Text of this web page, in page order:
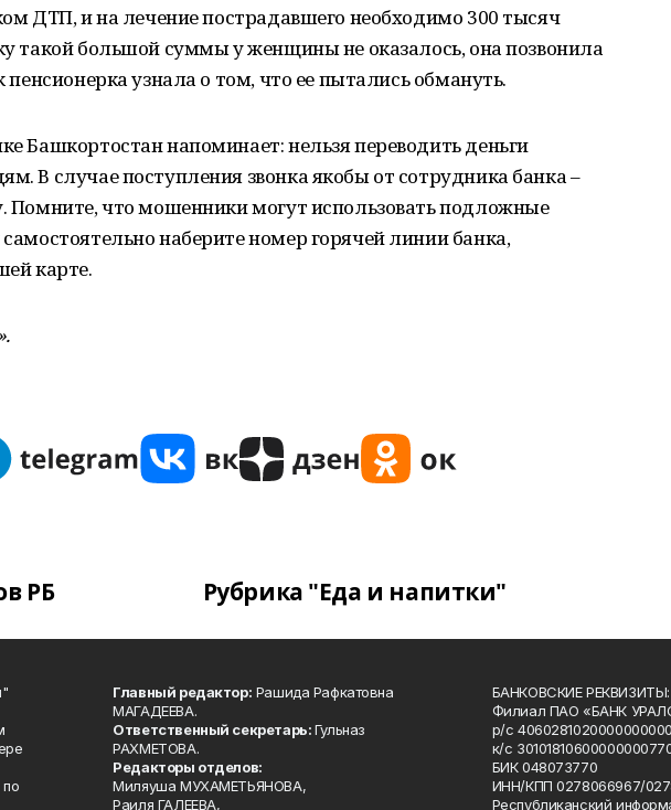
ДТП, и на лечение пострадавшего необходимо 300 тысяч
такой большой суммы у женщины не оказалось, она позвонила
пенсионерка узнала о том, что ее пытались обмануть.
Башкортостан напоминает: нельзя переводить деньги
В случае поступления звонка якобы от сотрудника банка –
Помните, что мошенники могут использовать подложные
наберите номер горячей линии банка,
карте.
РБ Рубрика "Еда и напитки"
Главный редактор: Рашида Рафкатовна
МАГАДЕЕВА.
Ответственный секретарь:Гульназ
РАХМЕТОВА.
Редакторы отделов:
Миляуша МУХАМЕТЬЯНОВА,
Раиля ГАЛЕЕВА,
БАНКОВСКИЕ РЕКВИЗИТЫ:
Филиал ПАО «БАНК
р/с
к/с
БИК 048073770
ИНН/КПП 0278066967/
Республиканский